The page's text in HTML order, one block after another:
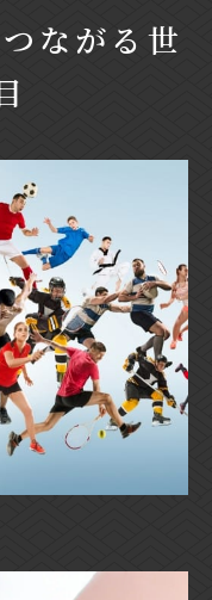
ながる世